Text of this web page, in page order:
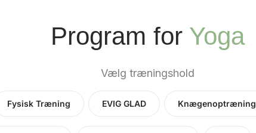
Program for Yoga
Vælg træningshold
Fysisk Træning EVIG GLAD Knægenoptræning